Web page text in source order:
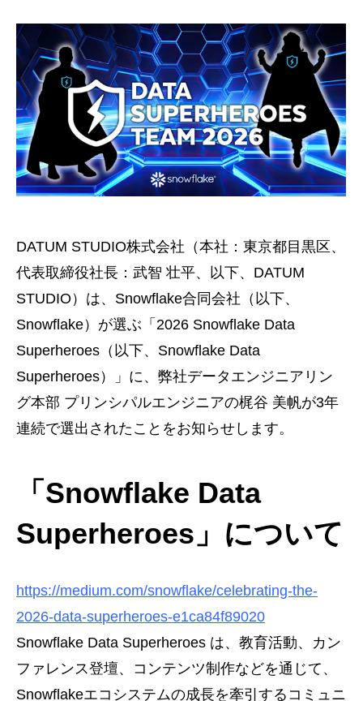
DATUM STUDIO株式会社（本社：東京都目黒区、
代表取締役社長：武智 壮平、以下、DATUM
STUDIO）は、Snowflake合同会社（以下、
Snowflake）が選ぶ「2026 Snowflake Data
Superheroes（以下、Snowflake Data
Superheroes）」に、弊社データエンジニアリン
グ本部 プリンシパルエンジニアの梶谷 美帆が3年
連続で選出されたことをお知らせします。
「Snowflake Data
Superheroes」について
https://medium.com/snowflake/celebrating-the-
2026-data-superheroes-e1ca84f89020
Snowflake Data Superheroes は、教育活動、カン
ファレンス登壇、コンテンツ制作などを通じて、
Snowflakeエコシステムの成長を牽引するコミュニ